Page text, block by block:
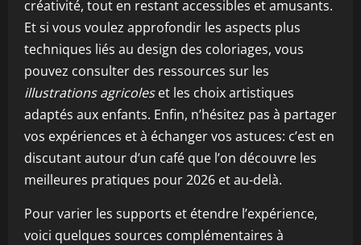
créativité, tout en restant accessibles et amusants.
Et si vous voulez approfondir les aspects plus
techniques liés au design des coloriages, vous
pouvez consulter des ressources sur les
illustrations agricoleset les choix artistiques
adaptés aux enfants. Enfin, n’hésitez pas à partager
vos expériences et à échanger vos astuces: c’est en
discutant autour d’un café que l’on découvre les
meilleures pratiques pour 2026 et au-delà.
Pour varier les supports et étendre l’expérience,
voici quelques sources complémentaires à